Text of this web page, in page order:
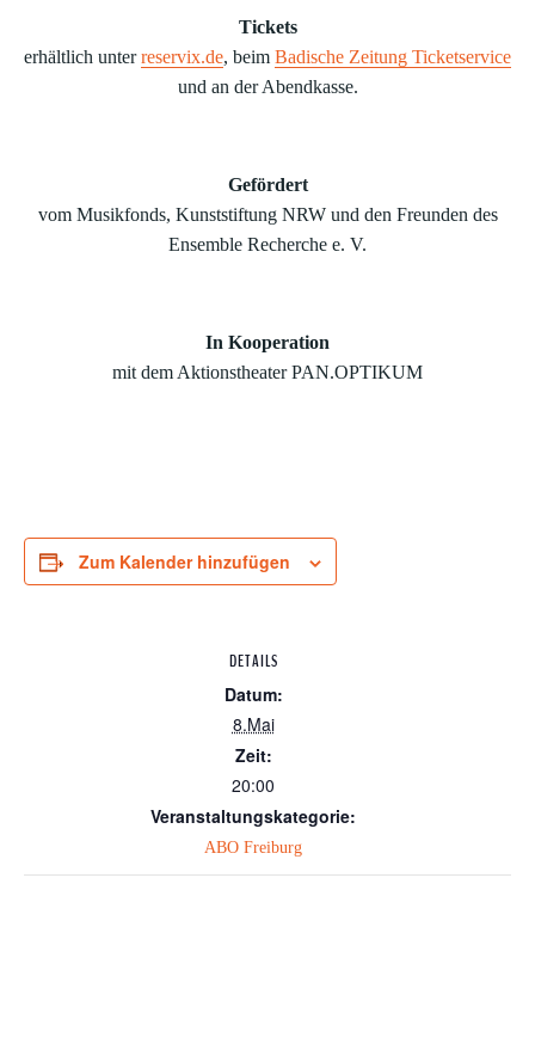
Tickets
erhältlich unterreservix.de, beim Badische Zeitung Ticketservice
und an der Abendkasse.
Gefördert
vom Musikfonds, Kunststiftung NRW und den Freunden des
Ensemble Recherche e. V.
In Kooperation
mit dem Aktionstheater PAN.OPTIKUM
Zum Kalender hinzufügen
DETAILS
Datum:
8.Mai
Zeit:
20:00
Veranstaltungskategorie:
ABO Freiburg